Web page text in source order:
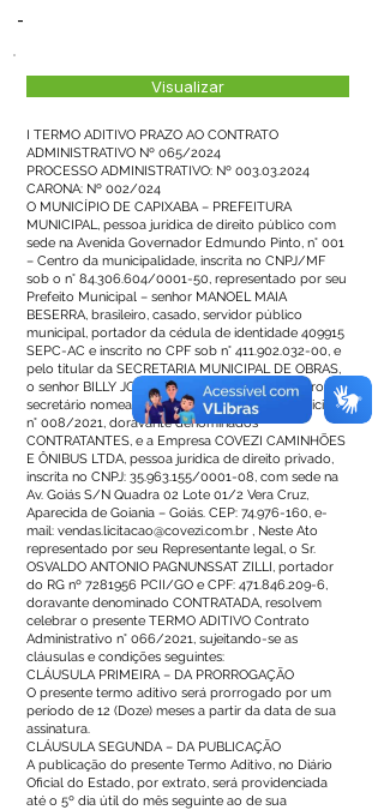
-
Visualizar
I TERMO ADITIVO PRAZO AO CONTRATO
ADMINISTRATIVO Nº 065/2024
PROCESSO ADMINISTRATIVO: Nº 003.03.2024
CARONA: Nº 002/024
O MUNICÍPIO DE CAPIXABA – PREFEITURA
MUNICIPAL, pessoa jurídica de direito público com
sede na Avenida Governador Edmundo Pinto, n° 001
– Centro da municipalidade, inscrita no CNPJ/MF
sob o n° 84.306.604/0001-50, representado por seu
Prefeito Municipal – senhor MANOEL MAIA
BESERRA, brasileiro, casado, servidor público
municipal, portador da cédula de identidade 409915
SEPC-AC e inscrito no CPF sob n° 411.902.032-00, e
pelo titular da SECRETARIA MUNICIPAL DE OBRAS,
o senhor BILLY JOHN ROCHA DA SILVA, brasileiro,
secretário nomeado por meio do Decreto Municipal
n° 008/2021, doravante denominados
CONTRATANTES, e a Empresa COVEZI CAMINHÕES
E ÔNIBUS LTDA, pessoa jurídica de direito privado,
inscrita no CNPJ: 35.963.155/0001-08, com sede na
Av. Goiás S/N Quadra 02 Lote 01/2 Vera Cruz,
Aparecida de Goiania – Goiás. CEP: 74.976-160, e-
mail: vendas.licitacao@covezi.com.br , Neste Ato
representado por seu Representante legal, o Sr.
OSVALDO ANTONIO PAGNUNSSAT ZILLI, portador
do RG nº 7281956 PCII/GO e CPF: 471.846.209-6,
doravante denominado CONTRATADA, resolvem
celebrar o presente TERMO ADITIVO Contrato
Administrativo n° 066/2021, sujeitando-se as
cláusulas e condições seguintes:
CLÁUSULA PRIMEIRA – DA PRORROGAÇÃO
O presente termo aditivo será prorrogado por um
período de 12 (Doze) meses a partir da data de sua
assinatura.
CLÁUSULA SEGUNDA – DA PUBLICAÇÃO
A publicação do presente Termo Aditivo, no Diário
Oficial do Estado, por extrato, será providenciada
até o 5º dia útil do mês seguinte ao de sua